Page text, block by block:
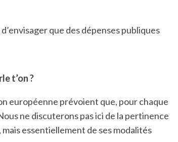
que des dépenses publiques
t’on ?
européenne prévoient que, pour chaque
ne discuterons pas ici de la pertinence
essentiellement de ses modalités